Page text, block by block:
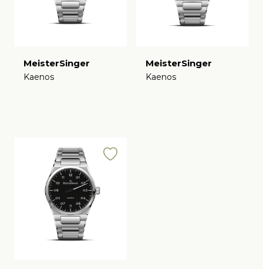
MeisterSinger
Kaenos
MeisterSinger
Kaenos